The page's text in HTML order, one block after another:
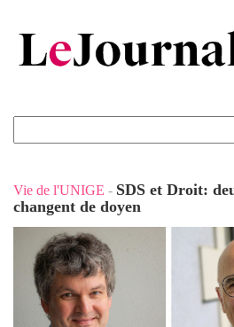
Vie de l'UNIGE - SDS et Droit:
changent de doyen